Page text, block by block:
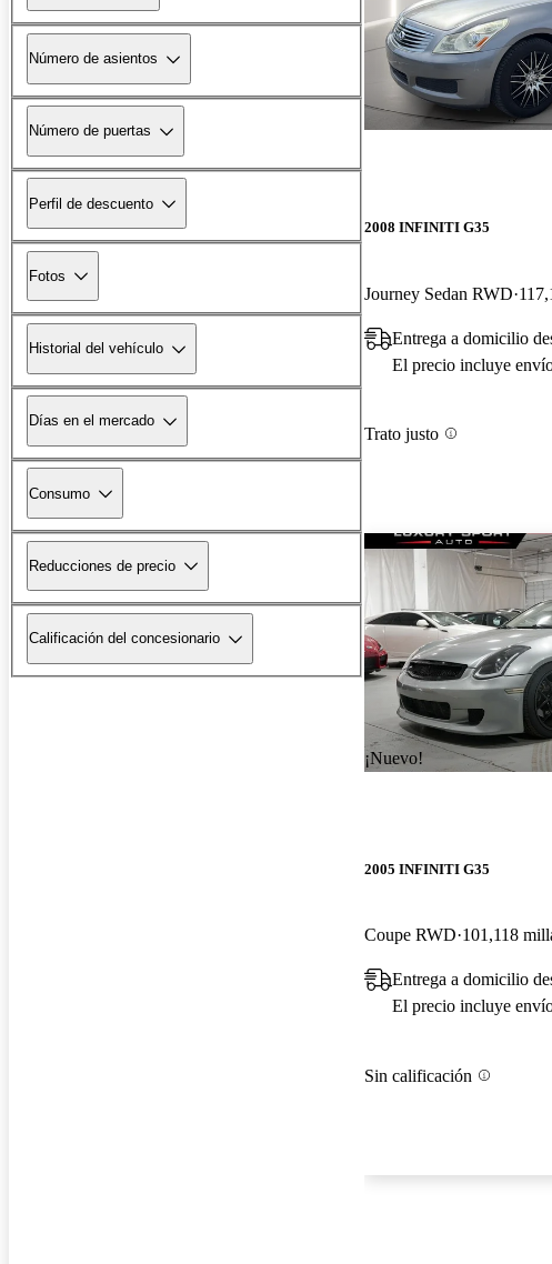
Número de asientos
Número de puertas
Perfil de descuento
Fotos
Historial del vehículo
Días en el mercado
Consumo
Reducciones de precio
Calificación del concesionario
2008 INFINITI G35
Journey Sedan RWD
Entrega a domicilio
El precio incluye
Trato justo
¡Nuevo!
2005 INFINITI G35
Coupe RWD 101,118
Entrega a domicilio
El precio incluye
Sin calificación